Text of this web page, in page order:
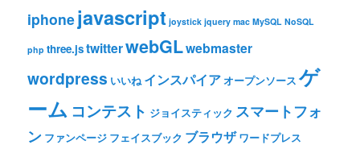
iphonejavascript joystick jquery mac MySQL NoSQL
php three.jstwitterwebGLwebmaster
wordpress いいね インスパイアオープンソース ゲ
ーム コンテスト ジョイスティック スマートフォ
ン ファンページ フェイスブック ブラウザ ワードプレス